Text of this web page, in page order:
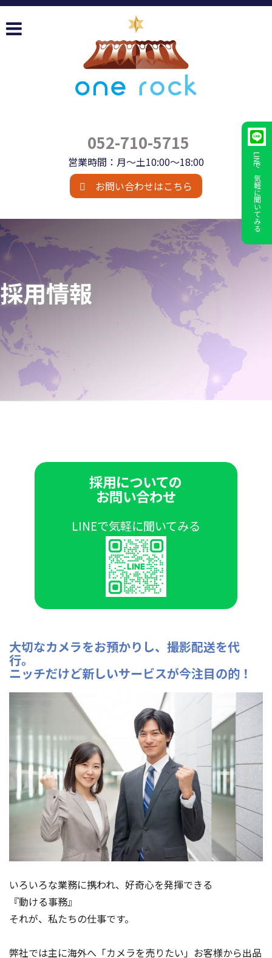
052-710-5715
営業時間：月～土10:00～18:00
お問い合わせはこちら
採用情報
採用についての
お問い合わせ
LINEで気軽に聞いてみる
大切なカメラをお預かりし、撮影配送を代
行。
ニッチだけど新しいサービスが今注目の的！
いろいろな業務に携われ、好奇心を発揮できる
『動ける事務』
それが、私たちの仕事です。
弊社では主に海外へ「カメラを売りたい」お客様から出品
LINEで
気軽に
聞いてみる